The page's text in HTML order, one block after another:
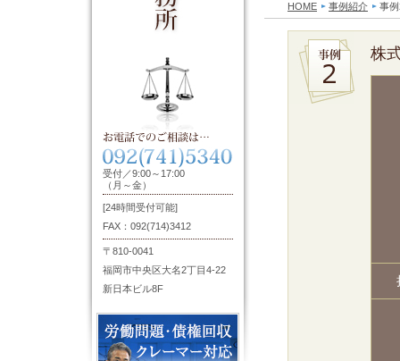
受付／9:00～17:00
（月～金）
[24時間受付可能]
FAX：092(714)3412
〒810-0041
福岡市中央区大名2丁目4-22
新日本ビル8F
HOME 事例紹介 事
株